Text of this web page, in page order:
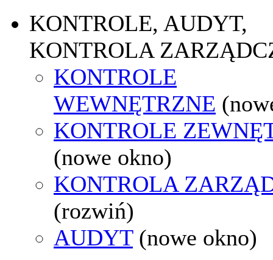
KONTROLE, AUDYT,
KONTROLA
KONTROLE
WEWNĘTRZNE
KONTROLE
(nowe okno)
KONTROLA
(rozwiń)
AUDYT (nowe okno)